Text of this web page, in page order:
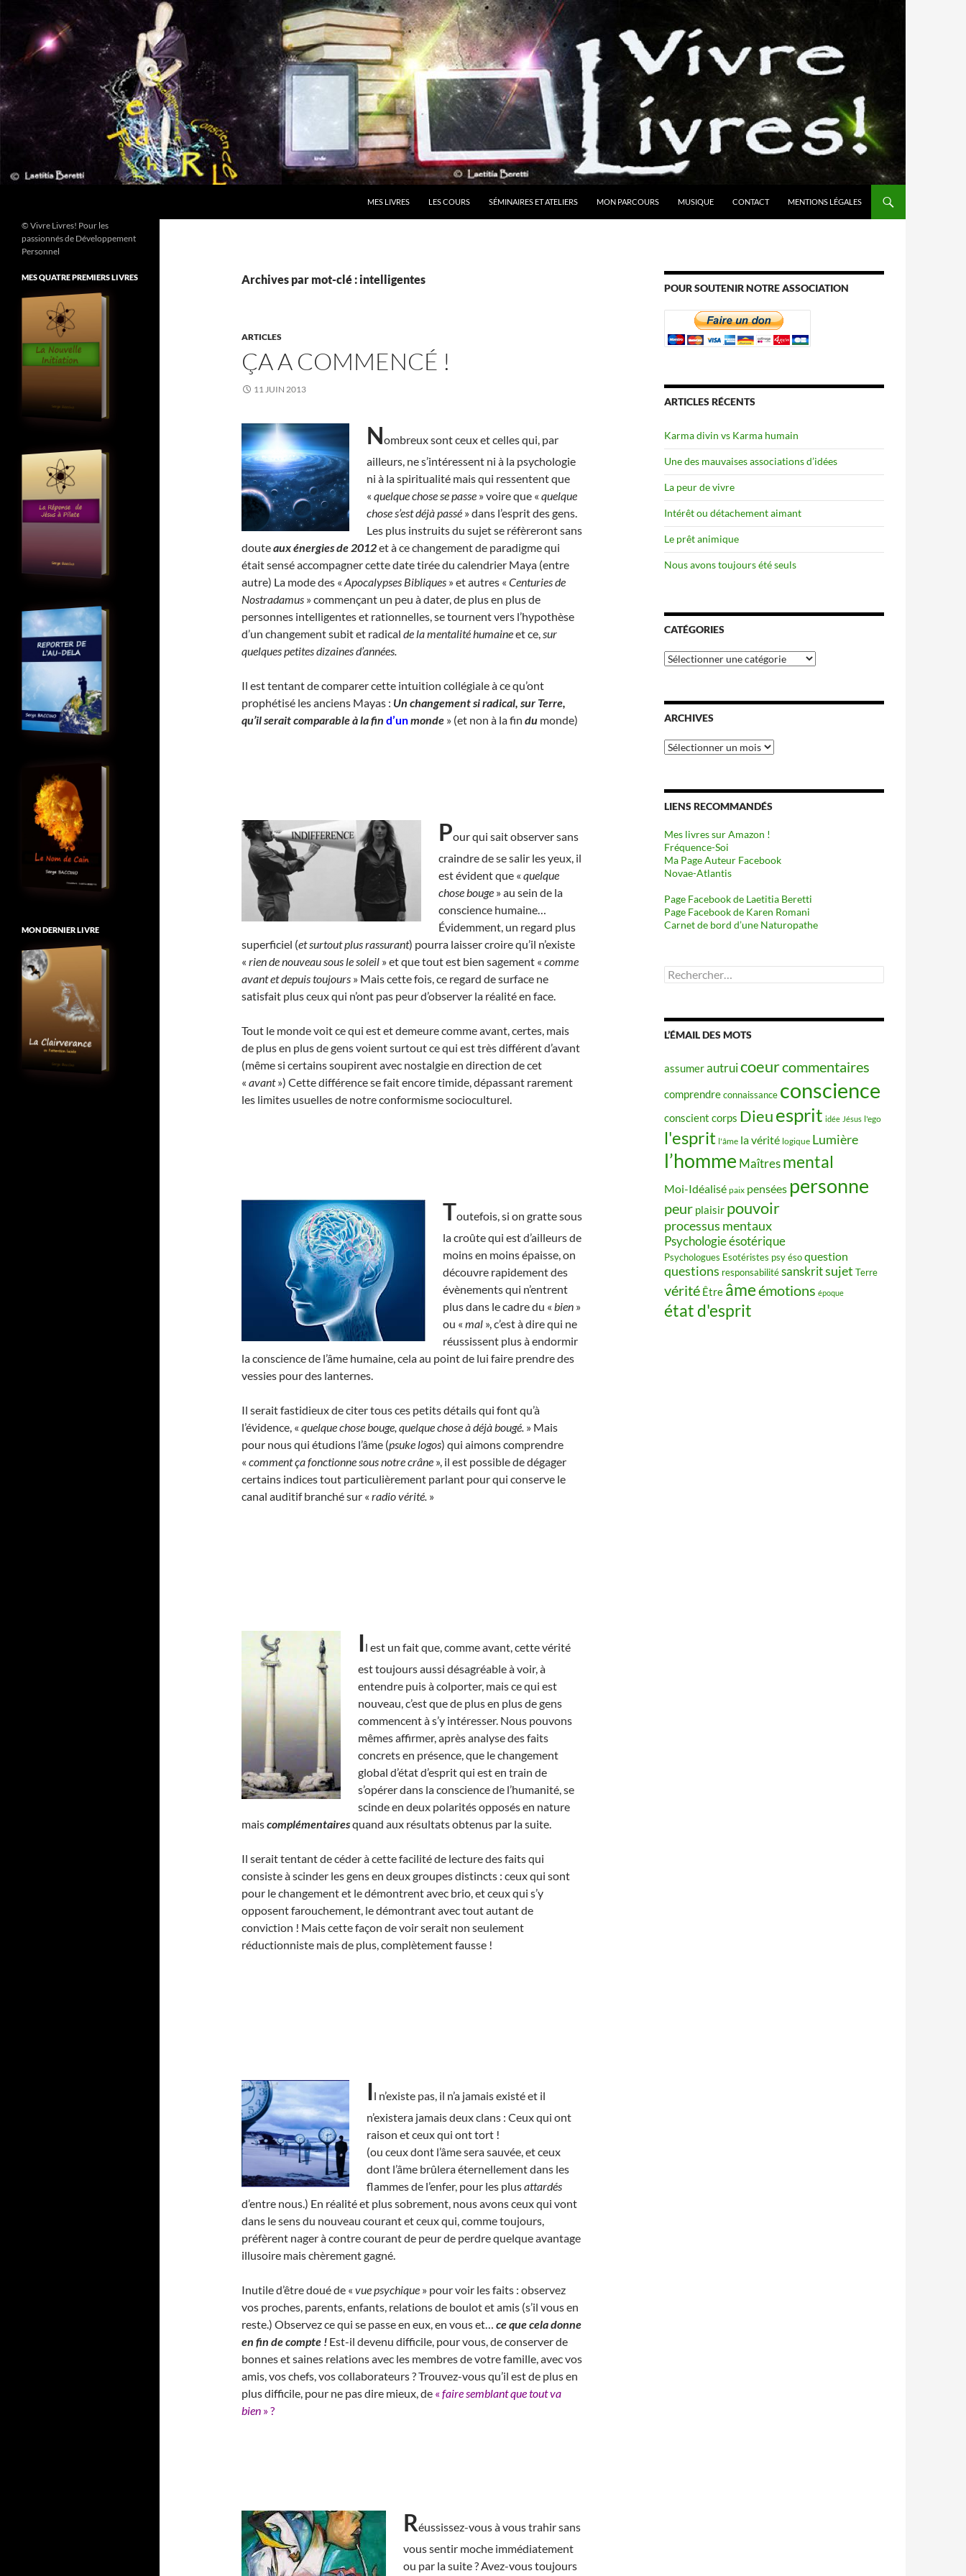
contenu
MES LIVRES LES COURS SÉMINAIRES ET ATELIERS MON PARCOURS MUSIQUE CONTACT MENTIONS LÉGALES
Archives par mot-clé : intelligentes
ARTICLES
ÇA A COMMENCÉ !
11 JUIN 2013
Nombreux sont ceux et celles qui, par
ailleurs, ne s’intéressent ni à la psychologie
ni à la spiritualité mais qui ressentent que
« quelque chose se passe » voire que « quelque
chose s’est déjà passé » dans l’esprit des gens.
Les plus instruits du sujet se réfèreront sans
douteaux énergies de 2012et à ce changement de paradigme qui
était sensé accompagner cette date tirée du calendrier Maya (entre
autre) La mode des « Apocalypses Bibliques » et autres « Centuries de
Nostradamus » commençant un peu à dater, de plus en plus de
personnes intelligentes et rationnelles, se tournent vers l’hypothèse
d’un changement subit et radical de la mentalité humaineet ce,sur
quelques petites dizaines d’années.
Il est tentant de comparer cette intuition collégiale à ce qu’ont
prophétisé les anciens Mayas : Un changement si radical, sur Terre,
qu’il serait comparable à la fin d’unmonde » (et non à la fin du monde)
Pour qui sait observer sans
craindre de se salir les yeux, il
est évident que « quelque
chose bouge » au sein de la
conscience humaine…
Évidemment, un regard plus
superficiel (et surtout plus rassurant) pourra laisser croire qu’il n’existe
« rien de nouveau sous le soleil » et que tout est bien sagement « comme
avant et depuis toujours » Mais cette fois, ce regard de surface ne
satisfait plus ceux qui n’ont pas peur d’observer la réalité en face.
Tout le monde voit ce qui est et demeure comme avant, certes, mais
de plus en plus de gens voient surtout ce qui est très différent d’avant
(même si certains soupirent avec nostalgie en direction de cet
« avant») Cette différence se fait encore timide, dépassant rarement
les limites usuelles de notre conformisme socioculturel.
Toutefois, si on gratte sous
la croûte qui est d’ailleurs de
moins en moins épaisse, on
découvre rapidement des
évènements qui n’entrent
plus dans le cadre du « bien »
ou « mal », c’est à dire qui ne
réussissent plus à endormir
la conscience de l’âme humaine, cela au point de lui faire prendre des
vessies pour des lanternes.
Il serait fastidieux de citer tous ces petits détails qui font qu’à
l’évidence, « quelque chose bouge, quelque chose à déjà bougé. » Mais
pour nous qui étudions l’âme (psuke logos) qui aimons comprendre
« comment ça fonctionne sous notre crâne », il est possible de dégager
certains indices tout particulièrement parlant pour qui conserve le
canal auditif branché sur « radio vérité. »
Il est un fait que, comme avant, cette vérité
est toujours aussi désagréable à voir, à
entendre puis à colporter, mais ce qui est
nouveau, c’est que de plus en plus de gens
commencent à s’y intéresser. Nous pouvons
mêmes affirmer, après analyse des faits
concrets en présence, que le changement
global d’état d’esprit qui est en train de
s’opérer dans la conscience de l’humanité, se
scinde en deux polarités opposés en nature
maiscomplémentairesquand aux résultats obtenus par la suite.
Il serait tentant de céder à cette facilité de lecture des faits qui
consiste à scinder les gens en deux groupes distincts : ceux qui sont
pour le changement et le démontrent avec brio, et ceux qui s’y
opposent farouchement, le démontrant avec tout autant de
conviction ! Mais cette façon de voir serait non seulement
réductionniste mais de plus, complètement fausse !
Il n’existe pas, il n’a jamais existé et il
n’existera jamais deux clans : Ceux qui ont
raison et ceux qui ont tort !
(ou ceux dont l’âme sera sauvée, et ceux
dont l’âme brûlera éternellement dans les
flammes de l’enfer, pour les plusattardés
d’entre nous.) En réalité et plus sobrement, nous avons ceux qui vont
dans le sens du nouveau courant et ceux qui, comme toujours,
préfèrent nager à contre courant de peur de perdre quelque avantage
illusoire mais chèrement gagné.
Inutile d’être doué de « vue psychique » pour voir les faits : observez
vos proches, parents, enfants, relations de boulot et amis (s’il vous en
reste.) Observez ce qui se passe en eux, en vous et… ce que cela donne
en fin de compte ! Est-il devenu difficile, pour vous, de conserver de
bonnes et saines relations avec les membres de votre famille, avec vos
amis, vos chefs, vos collaborateurs ? Trouvez-vous qu’il est de plus en
plus difficile, pour ne pas dire mieux, de « faire semblant que tout va
bien » ?
Réussissez-vous à vous trahir sans
vous sentir moche immédiatement
ou par la suite ? Avez-vous toujours
POUR SOUTENIR NOTRE ASSOCIATION
ARTICLES RÉCENTS
Karma divin vs Karma humain
Une des mauvaises associations d’idées
La peur de vivre
Intérêt ou détachement aimant
Le prêt animique
Nous avons toujours été seuls
CATÉGORIES
Catégories
ARCHIVES
Archives
LIENS RECOMMANDÉS
Mes livres sur Amazon !
Fréquence-Soi
Ma Page Auteur Facebook
Novae-Atlantis
Page Facebook de Laetitia Beretti
Page Facebook de Karen Romani
Carnet de bord d’une Naturopathe
Rechercher :
L’ÉMAIL DES MOTS
assumerautruicoeurcommentaires
comprendreconnaissance conscience
conscient corps Dieuesprit idée Jésus l'ego
l'esprit l'âme la vérité logique Lumière
l’homme Maîtres mental
Moi-Idéalisé paix pensées personne
peur plaisir pouvoir
processus mentaux
Psychologie ésotérique
Psychologues Esotéristes psy ésoquestion
questions responsabilitésanskritsujet Terre
vérité Être âmeémotions époque
état d'esprit
© Vivre Livres! Pour les
passionnés de Développement
Personnel
MES QUATRE PREMIERS LIVRES
MON DERNIER LIVRE